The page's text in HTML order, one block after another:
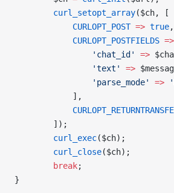
        curl_setopt_array
($ch,
[
            CURLOPT_POST
=> true,
            CURLOPT_POSTFIELDS
=>
                'chat_id'
=>
                'text'
=>
                'parse_mode'
=>
            ],
        ]);
        curl_exec
($ch);
        curl_close
($ch);
        break
;
}